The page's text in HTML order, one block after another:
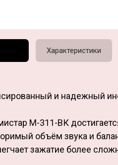
Характеристики
и надежный
М-311-ВК
объём звука и
зажатие более